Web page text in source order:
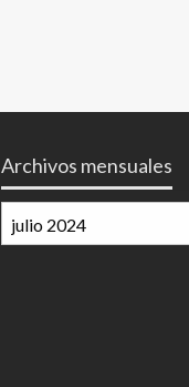
Archivos mensuales
mensuales